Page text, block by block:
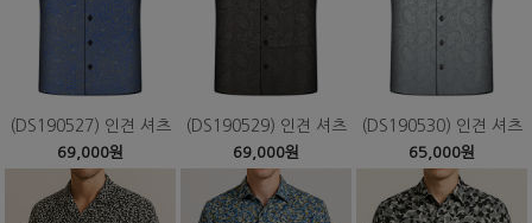
(DS190527) 인견 셔츠
69,000원
(DS190529) 인견 셔츠
69,000원
(DS190530) 인견 셔츠
65,000원